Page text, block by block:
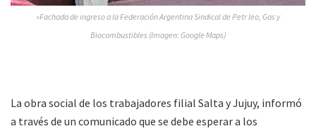
»Fachada de ingreso a la Federación Argentina Sindical de Petr leo, Gas y
Biocombustibles (Imagen: Google Maps)
La obra social de los trabajadores filial Salta y Jujuy, informó
a través de un comunicado que se debe esperar a los